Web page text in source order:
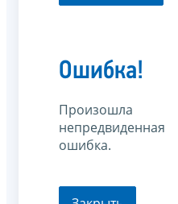
Ошибка!
Произошла
непредвиденная
ошибка.